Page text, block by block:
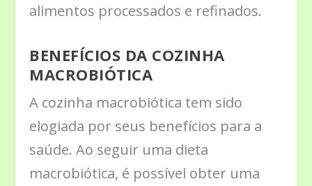
alimentos processados e refinados.
BENEFÍCIOS DA COZINHA
MACROBIÓTICA
A cozinha macrobiótica tem sido
elogiada por seus benefícios para a
saúde. Ao seguir uma dieta
macrobiótica, é possível obter uma